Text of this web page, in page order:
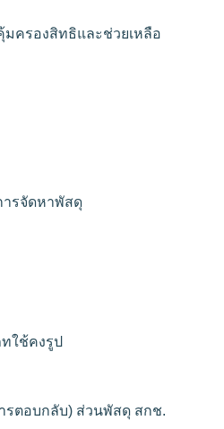
ครองสิทธิและช่วยเหลือ
ารจัดหาพัสดุ
ใช้คงรูป
รตอบกลับ) ส่วนพัสดุ สกช.